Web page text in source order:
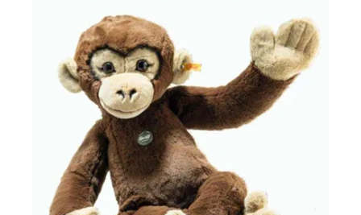
シュタイフ社製品の実物を見ることはできますか？
当店はネット販売ですので実物をお見せすることが
できません。
海外からのお取り寄せと言うことですが、商品はきち
んと届きますか？
ご安心ください！商品は確実にお届けします。
千葉県 U・Y 様 （女性）
「ChatGPTを利用したところ「くまの小屋」さ
んを紹介され…」
埼玉県 S・W 様
「送られる際にメールなどで届けて頂きとても